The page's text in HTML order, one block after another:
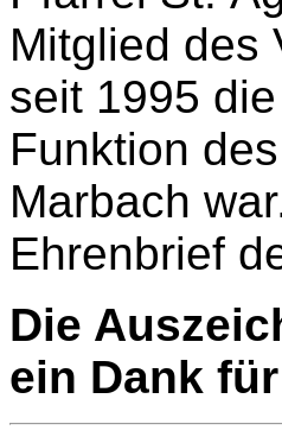
Mitglied des
seit 1995
Funktion
Marbach
Ehrenbrief
Die
ein Dank